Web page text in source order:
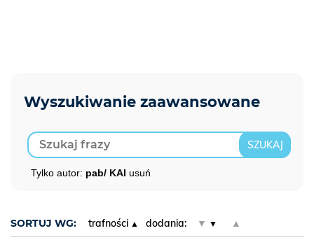
Tylko autor: pab/ KAI usuń
SORTUJ WG: trafności dodania: ▼ ▲